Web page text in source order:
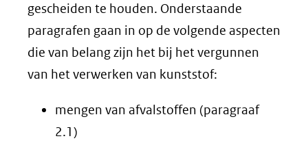
gescheiden te houden. Onderstaande
paragrafen gaan in op de volgende aspecten
die van belang zijn het bij het vergunnen
van het verwerken van kunststof:
mengen van afvalstoffen (paragraaf
2.1)